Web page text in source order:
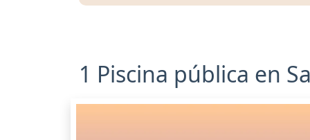
1 Piscina pública en